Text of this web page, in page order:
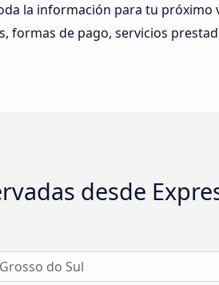
la información para tu próximo
formas de pago, servicios
desde
do Sul